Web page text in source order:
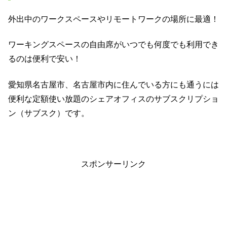
外出中のワークスペースやリモートワークの場所に最適！
ワーキングスペースの自由席がいつでも何度でも利用でき
るのは便利で安い！
愛知県名古屋市、名古屋市内に住んでいる方にも通うには
便利な定額使い放題のシェアオフィスのサブスクリプショ
ン（サブスク）です。
スポンサーリンク